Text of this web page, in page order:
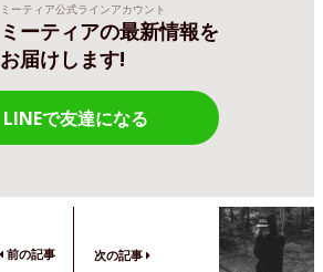
ミーティア公式ラインアカウント
ミーティアの最新情報を
お届けします!
LINEで友達になる
前の記事 次の記事